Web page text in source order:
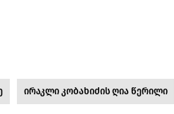
ირაკლი კობახიძის ღია წერილი